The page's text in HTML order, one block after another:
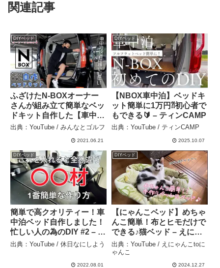
関連記事
DIYベッド
ふざけたN-BOXオーナー
さんが組み立て簡単なベッ
ドキット自作した【車中泊
快適仕様】 – みんなとゴル
出典：YouTube / みんなとゴルフ
2021.06.21
DIYベッド
【NBOX車中泊】ベッドキ
ット簡単に1万円⁈初心者で
もできる🔰 – ティンCAMP
出典：YouTube / ティンCAMP
2025.10.07
DIYベッド
簡単で高クオリティー！車
中泊ベッド自作しました！
忙しい人の為のDIY #2 – 休
日なにしよう
出典：YouTube / 休日なにしよう
2022.08.01
DIYベッド
【にゃんこベッド】めちゃ
んこ簡単！布とヒモだけで
できる♪猫ベッド – えにゃ
んこtoにゃんこ
出典：YouTube / えにゃんこtoに
ゃんこ
2024.12.27